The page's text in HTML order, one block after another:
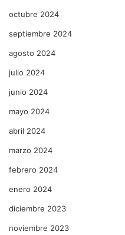
octubre 2024
septiembre 2024
agosto 2024
julio 2024
junio 2024
mayo 2024
abril 2024
marzo 2024
febrero 2024
enero 2024
diciembre 2023
noviembre 2023